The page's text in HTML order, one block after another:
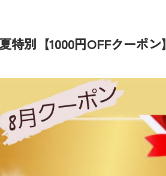
特別【1000円OFFクーポン】